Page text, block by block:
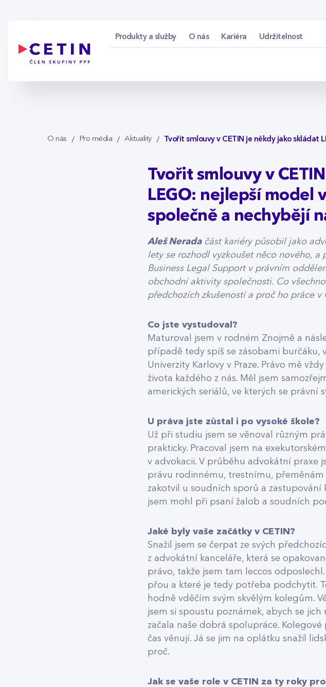
Produkty a služby O nás Kariéra Udržitelnost
O nás Pro média Aktuality Tvořit smlouvy v CETIN je někdy jako skládat
Tvořit smlouvy v
LEGO: nejlepší model
společně a nechybějí
Aleš Neradačást kariéry působil jako
lety se rozhodl vyzkoušet něco nového,
Business Legal Support v právním
obchodní aktivity společnosti. Co
předchozích zkušeností a proč ho práce
Co jste vystudoval?
Maturoval jsem v rodném Znojmě a
případě tedy spíš se zásobami burčáku,
Univerzity Karlovy v Praze. Právo mě
života každého z nás. Měl jsem
amerických seriálů, ve kterých se právní
U práva jste zůstal i po vysoké škole?
Už při studiu jsem se věnoval různým
prakticky. Pracoval jsem na
v advokacii. V průběhu advokátní praxe
právu rodinnému, trestnímu,
zakotvil u soudních sporů a zastupování
jsem mohl při psaní žalob a soudních
Jaké byly vaše začátky v CETIN?
Snažil jsem se čerpat ze svých
z advokátní kanceláře, která se
právo, takže jsem tam leccos
přou a které je tedy potřeba podchytit.
hodně vděčím svým skvělým kolegům.
jsem si spoustu poznámek, abych se
začala naše dobrá spolupráce.
čas věnují. Já se jim na oplátku snažil
proč.
Jak se vaše role v CETIN za ty roky